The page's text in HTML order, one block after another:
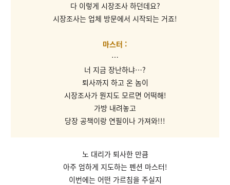
다 이렇게 시장조사 하던데요?
시장조사는 업체 방문에서 시작되는 거죠!
마스터 :
…
너 지금 장난하냐…?
퇴사까지 하고 온 놈이
시장조사가 뭔지도 모르면 어떡해!
가방 내려놓고
당장 공책이랑 연필이나 가져와!!!
노 대리가 퇴사한 만큼
아주 엄하게 지도하는 펜션 마스터!
이번에는 어떤 가르침을 주실지